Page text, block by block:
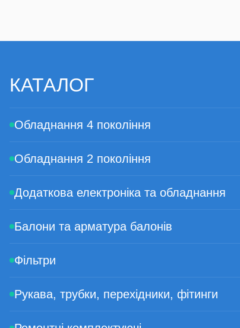
-Мультиклапан
-Кріпильні гвинти 6 шт
-Ніпель 8 мм
КАТАЛОГ
Обладнання 4 покоління
Обладнання 2 покоління
Додаткова електроніка та обладнання
Балони та арматура балонів
Фільтри
Рукава, трубки, перехідники, фітинги